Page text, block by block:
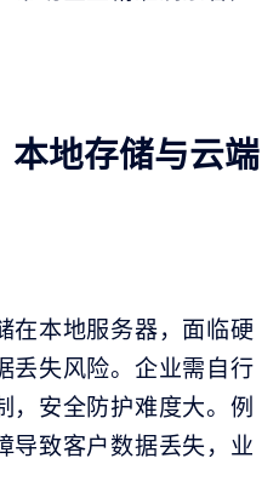
本地存储与云端
在本地服务器，面临硬
丢失风险。企业需自行
，安全防护难度大。例
导致客户数据丢失，业